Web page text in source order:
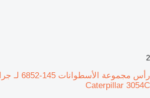
2
رأس مجموعة
Caterpillar 3054C